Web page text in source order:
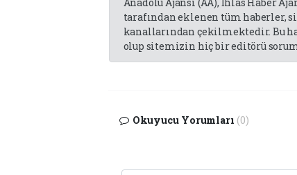
tarafından eklenen tüm
kanallarından çekilmektedir. Bu
olup sitemizin hiç bir editörü
Okuyucu Yorumları (0)